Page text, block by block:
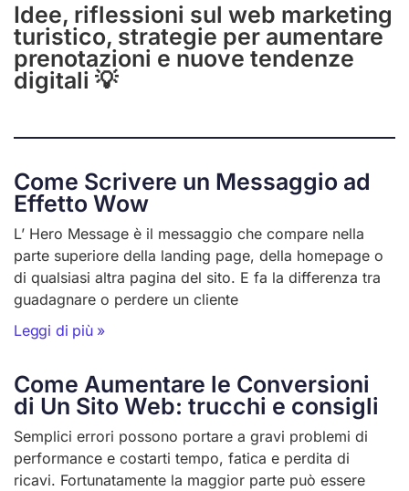
Idee, riflessioni sul web marketing
turistico, strategie per aumentare
prenotazioni e nuove tendenze
digitali 💡
Come Scrivere un Messaggio ad
Effetto Wow
L’ Hero Message è il messaggio che compare nella
parte superiore della landing page, della homepage o
di qualsiasi altra pagina del sito. E fa la differenza tra
guadagnare o perdere un cliente
Leggi di più »
Come Aumentare le Conversioni
di Un Sito Web: trucchi e consigli
Semplici errori possono portare a gravi problemi di
performance e costarti tempo, fatica e perdita di
ricavi. Fortunatamente la maggior parte può essere